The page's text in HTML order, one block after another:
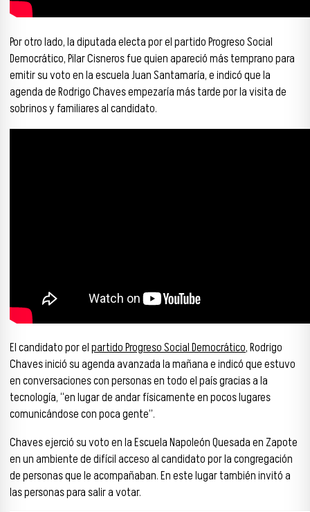
Por otro lado, la diputada electa por el partido Progreso Social
Democrático, Pilar Cisneros fue quien apareció más temprano para
emitir su voto en la escuela Juan Santamaría, e indicó que la
agenda de Rodrigo Chaves empezaría más tarde por la visita de
sobrinos y familiares al candidato.
El candidato por elpartido Progreso Social Democrático, Rodrigo
Chaves inició su agenda avanzada la mañana e indicó que estuvo
en conversaciones con personas en todo el país gracias a la
tecnología, “en lugar de andar físicamente en pocos lugares
comunicándose con poca gente”.
Chaves ejerció su voto en la Escuela Napoleón Quesada en Zapote
en un ambiente de difícil acceso al candidato por la congregación
de personas que le acompañaban. En este lugar también invitó a
las personas para salir a votar.